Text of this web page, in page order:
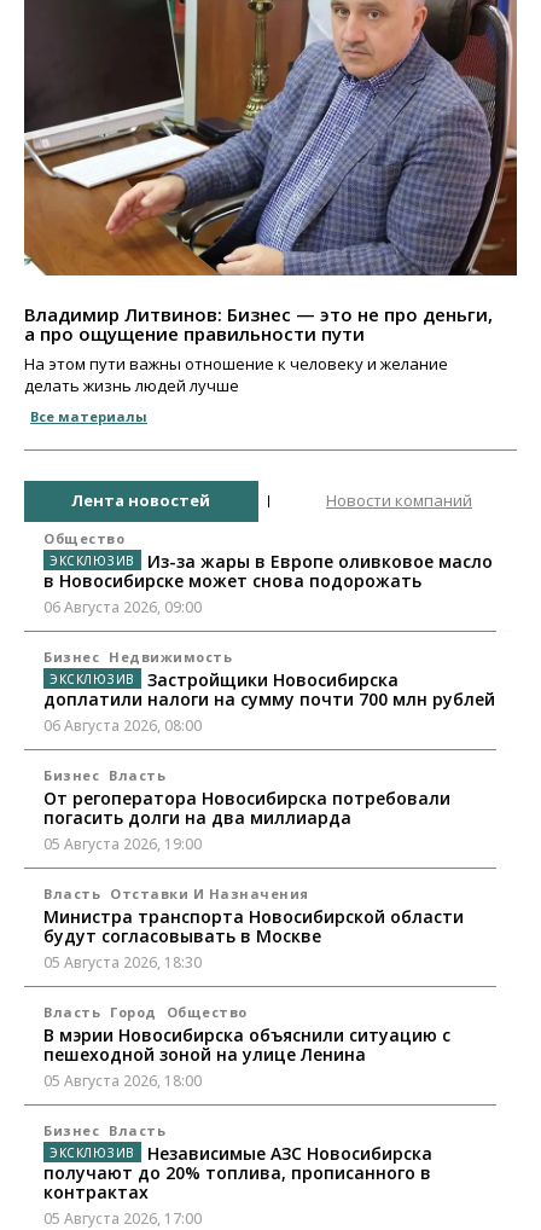
Владимир Литвинов: Бизнес — это не про деньги,
а про ощущение правильности пути
На этом пути важны отношение к человеку и желание
делать жизнь людей лучше
Все материалы
Лента новостей Новости компаний
Общество
Из-за жары в Европе оливковое масло
в Новосибирске может снова подорожать
06 Августа 2026, 09:00
Бизнес Недвижимость
Застройщики Новосибирска
доплатили налоги на сумму почти 700 млн рублей
06 Августа 2026, 08:00
Бизнес Власть
От регоператора Новосибирска потребовали
погасить долги на два миллиарда
05 Августа 2026, 19:00
Власть Отставки И Назначения
Министра транспорта Новосибирской области
будут согласовывать в Москве
05 Августа 2026, 18:30
Власть Город Общество
В мэрии Новосибирска объяснили ситуацию с
пешеходной зоной на улице Ленина
05 Августа 2026, 18:00
Бизнес Власть
Независимые АЗС Новосибирска
получают до 20% топлива, прописанного в
контрактах
05 Августа 2026, 17:00